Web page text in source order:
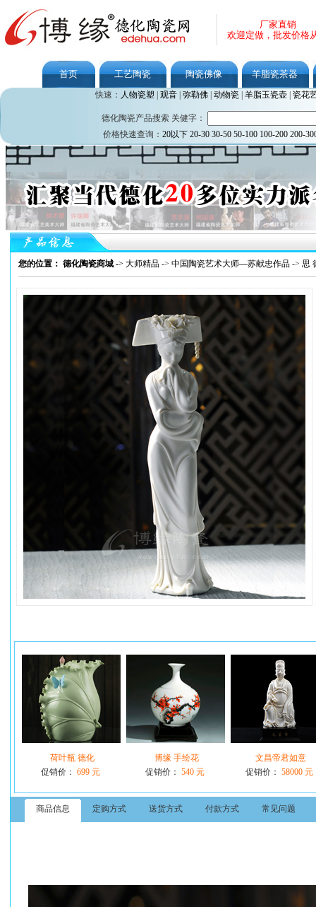
厂家直销
欢迎定做，批发价格
首页 工艺陶瓷 陶瓷佛像 羊脂瓷茶器
快速： 人物瓷塑 观音| 弥勒佛| 动物瓷| 羊脂玉瓷壶| 瓷花
德化陶瓷产品搜索 关健字：
价格快速查询： 20以下 20-30 30-50 50-100 100-200 200-
您的位置： 德化陶瓷商城 -> 大师精品 -> 中国陶瓷艺术大师—苏献忠作品 -> 思
荷叶瓶 德化
促销价： 699 元
博缘 手绘花
促销价： 540 元
文昌帝君如意
促销价： 58000 元
商品信息 定购方式 送货方式 付款方式 常见问题